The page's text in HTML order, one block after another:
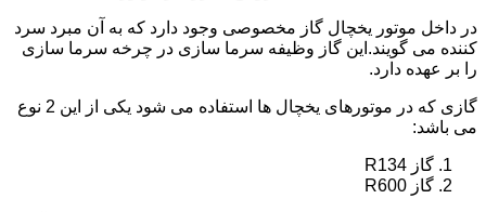
در داخل موتور یخچال گاز مخصوصی وجود دارد که به آن مبرد سرد
کننده می گویند.این گاز وظیفه سرما سازی در چرخه سرما سازی
را بر عهده دارد.
گازی که در موتورهای یخچال ها استفاده می شود یکی از این 2 نوع
می باشد:
گاز R134
گاز R600